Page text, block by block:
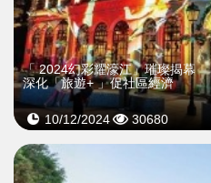
「 2024幻彩耀濠江」璀璨揭幕
深化「旅遊+ 」促社區經濟
10/12/2024 30680